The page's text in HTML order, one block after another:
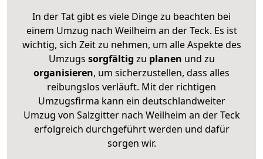
In der Tat gibt es viele Dinge zu beachten bei
einem Umzug nach Weilheim an der Teck. Es ist
wichtig, sich Zeit zu nehmen, um alle Aspekte des
Umzugs sorgfältig zu planen und zu
organisieren, um sicherzustellen, dass alles
reibungslos verläuft. Mit der richtigen
Umzugsfirma kann ein deutschlandweiter
Umzug von Salzgitter nach Weilheim an der Teck
erfolgreich durchgeführt werden und dafür
sorgen wir.